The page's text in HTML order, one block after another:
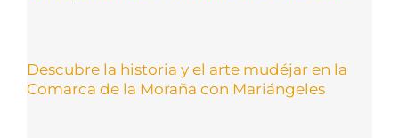
Descubre la historia y el arte mudéjar en la
Comarca de la Moraña con Mariángeles